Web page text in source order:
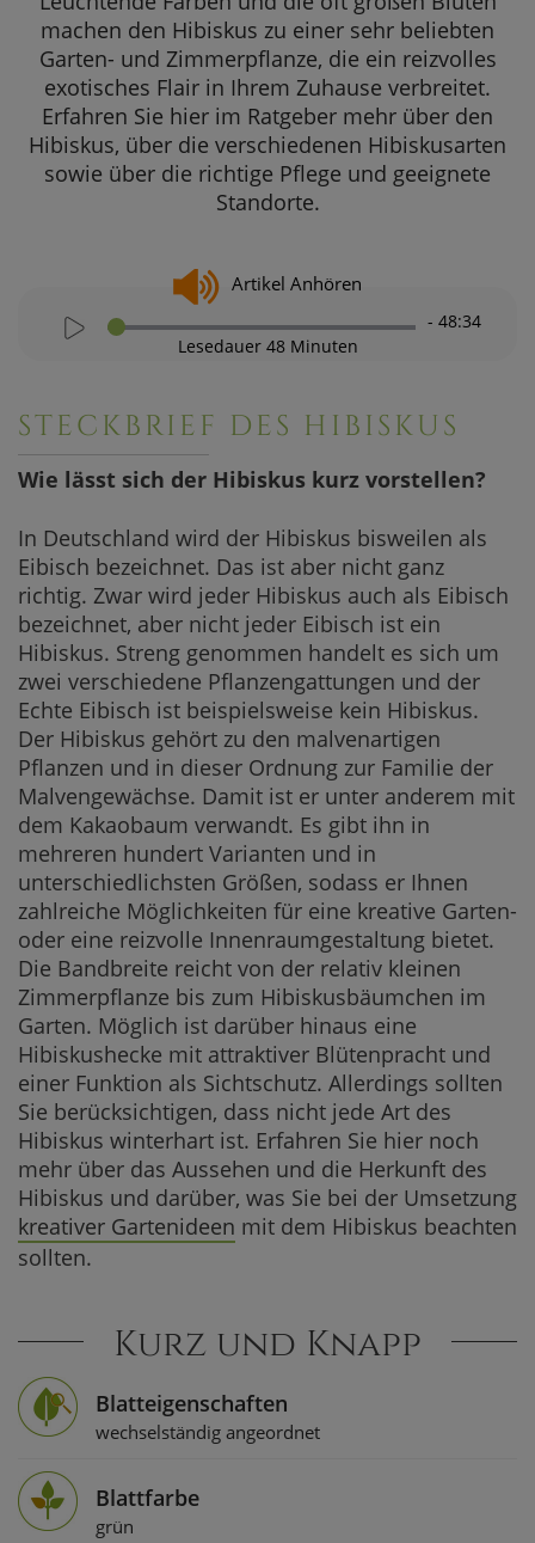
SOMMERAKTION
Aktuelle Angebote
machen den Hibiskus zu einer sehr beliebten
Garten- und Zimmerpflanze, die ein reizvolles
exotisches Flair in Ihrem Zuhause verbreitet.
Erfahren Sie hier im Ratgeber mehr über den
Hibiskus, über die verschiedenen Hibiskusarten
sowie über die richtige Pflege und geeignete
Standorte.
Artikel Anhören
- 48:34
Lesedauer 48 Minuten
STECKBRIEF DES HIBISKUS
Wie lässt sich der Hibiskus kurz vorstellen?
In Deutschland wird der Hibiskus bisweilen als
Eibisch bezeichnet. Das ist aber nicht ganz
richtig. Zwar wird jeder Hibiskus auch als Eibisch
bezeichnet, aber nicht jeder Eibisch ist ein
Hibiskus. Streng genommen handelt es sich um
zwei verschiedene Pflanzengattungen und der
Echte Eibisch ist beispielsweise kein Hibiskus.
Der Hibiskus gehört zu den malvenartigen
Pflanzen und in dieser Ordnung zur Familie der
Malvengewächse. Damit ist er unter anderem mit
dem Kakaobaum verwandt. Es gibt ihn in
mehreren hundert Varianten und in
unterschiedlichsten Größen, sodass er Ihnen
zahlreiche Möglichkeiten für eine kreative Garten-
oder eine reizvolle Innenraumgestaltung bietet.
Die Bandbreite reicht von der relativ kleinen
Zimmerpflanze bis zum Hibiskusbäumchen im
Garten. Möglich ist darüber hinaus eine
Hibiskushecke mit attraktiver Blütenpracht und
einer Funktion als Sichtschutz. Allerdings sollten
Sie berücksichtigen, dass nicht jede Art des
Hibiskus winterhart ist. Erfahren Sie hier noch
mehr über das Aussehen und die Herkunft des
Hibiskus und darüber, was Sie bei der Umsetzung
kreativer Gartenideen mit dem Hibiskus beachten
sollten.
Kurz und Knapp
Blatteigenschaften
wechselständig angeordnet
Blattfarbe
grün
Hibiskus
Hibiskus-
Rot & Rosa
Orange
Ist Hibiskus
Hibiskus
Hibiskus
Hibiskus-
Hibiskus
Hibiskus
Hibiskus
Pflanzzeit
Pflege des
Hibiskus
Hibiskus
Hibiskus